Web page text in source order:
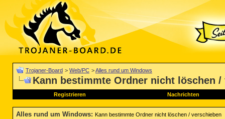
Trojaner-Board > Web/PC >Alles rund um Windows
Kann bestimmte Ordner nicht löschen /
Registrieren Nachrichten
Alles rund um Windows: Kann bestimmte Ordner nicht löschen / verschieben